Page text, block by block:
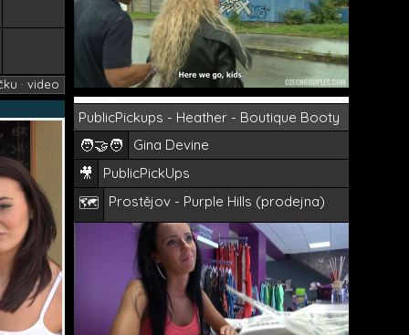
· video
PublicPickups - Heather - Boutique Booty
🧑‍🤝‍🧑 Gina Devine
🎥 PublicPickUps
🗺️ Prostějov - Purple Hills (prodejna)